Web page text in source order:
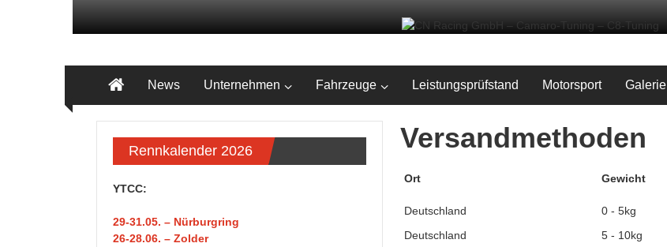
CN
Racing
GmbH
Camaro-
Tuning
News Unternehmen Fahrzeuge Leistungsprüfstand Motorsport Galerie
Versandmethoden
Ort Gewicht
Deutschland 0 - 5kg
Deutschland
5 - 10kg
Rennkalender 2026
YTCC:
29-31.05. – Nürburgring
26-28.06. – Zolder